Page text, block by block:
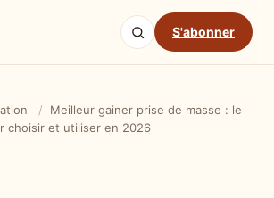
S'abonner
/
Meilleur gainer prise de masse : le
choisir et utiliser en 2026